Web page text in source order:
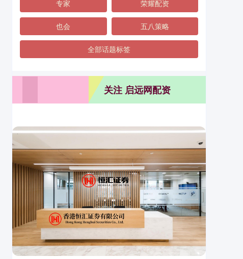
专家 荣耀配资
也会 五八策略
全部话题标签
关注 启远网配资